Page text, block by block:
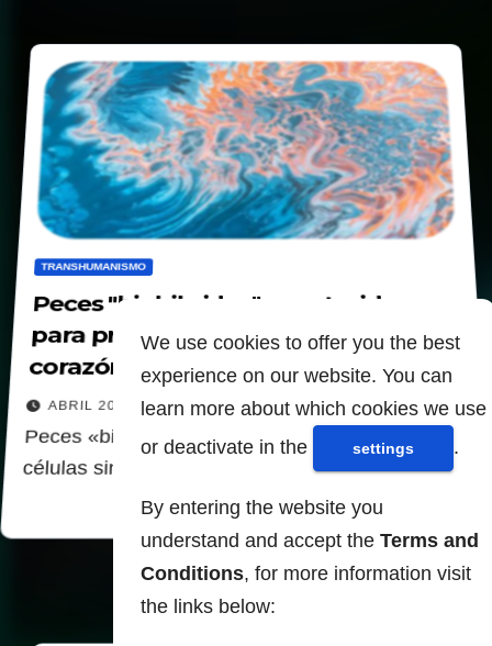
We use cookies to offer you the best
experience on our website. You can
learn more about which cookies we use
or deactivate in the
settings .
By entering the website you
understand and accept the Terms and
Conditions, for more information visit
the links below:
TRANSHUMANISMO
Peces "biohibridos" construidos
para probar células sintéticas del
corazón
ABRIL 20, 2022
Peces «biohibridos» construidos para probar
células sintéticas del corazón